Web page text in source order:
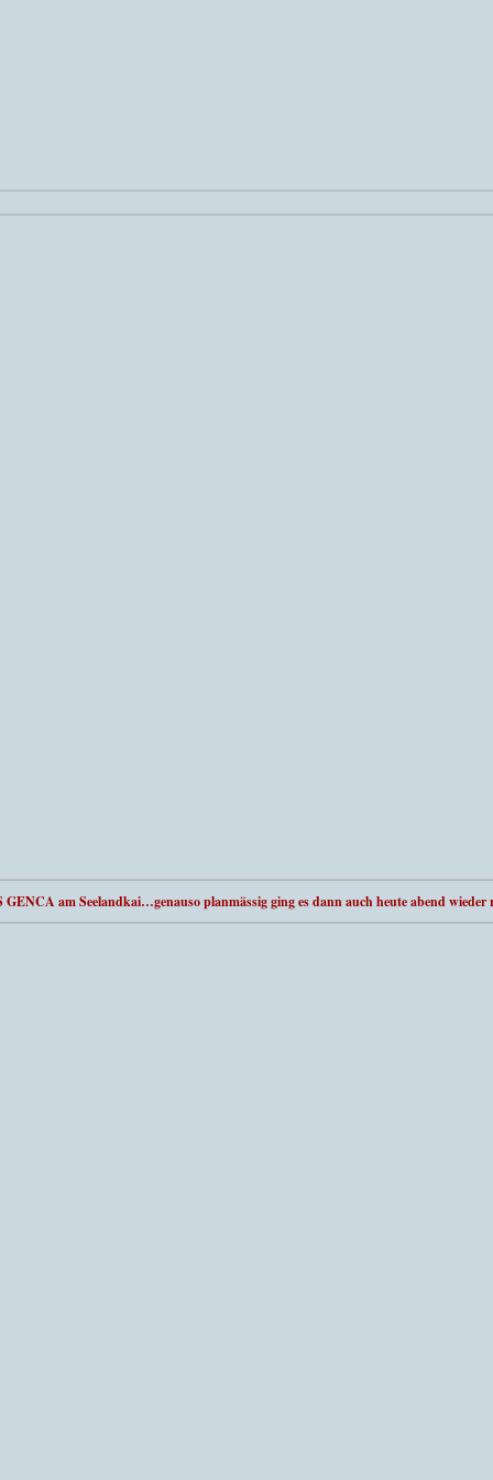
GENCA am Seelandkai…genauso planmässig ging es dann auch heute abend